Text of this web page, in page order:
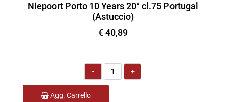
Niepoort Porto 10 Years 20° cl.75 Portugal
(Astuccio)
€ 40,89
Quantità
Agg. Carrello